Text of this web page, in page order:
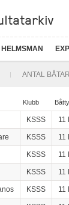
ANTAL
Klubb
KSSS 11
KSSS 11
KSSS 11
KSSS 11
KSSS 11